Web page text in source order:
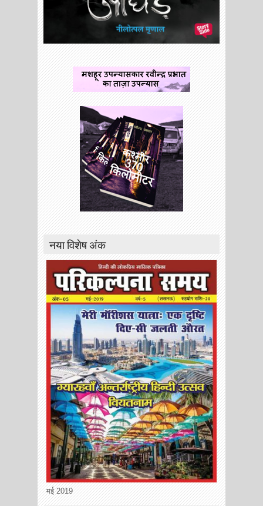
नया विशेष अंक
मई 2019